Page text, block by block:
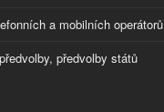
a mobilních operátorů
předvolby států